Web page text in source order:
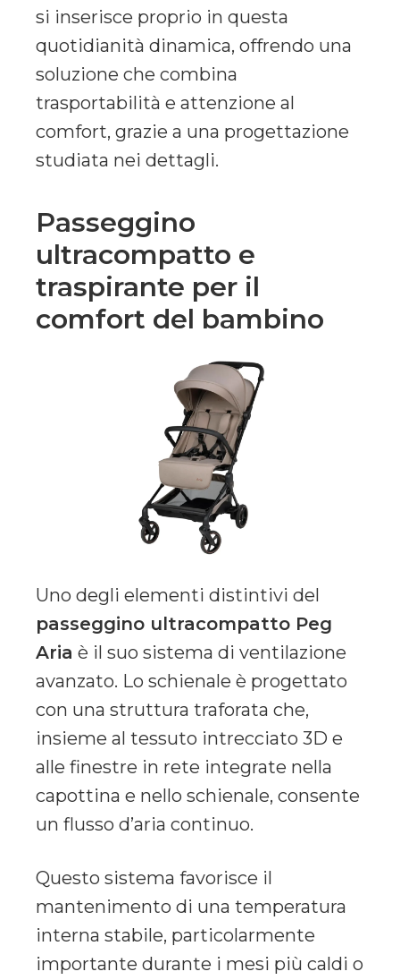
si inserisce proprio in questa
quotidianità dinamica, offrendo una
soluzione che combina
trasportabilità e attenzione al
comfort, grazie a una progettazione
studiata nei dettagli.
Passeggino
ultracompatto e
traspirante per il
comfort del bambino
Uno degli elementi distintivi del
passeggino ultracompatto Peg
Aria è il suo sistema di ventilazione
avanzato. Lo schienale è progettato
con una struttura traforata che,
insieme al tessuto intrecciato 3D e
alle finestre in rete integrate nella
capottina e nello schienale, consente
un flusso d’aria continuo.
Questo sistema favorisce il
mantenimento di una temperatura
interna stabile, particolarmente
importante durante i mesi più caldi o